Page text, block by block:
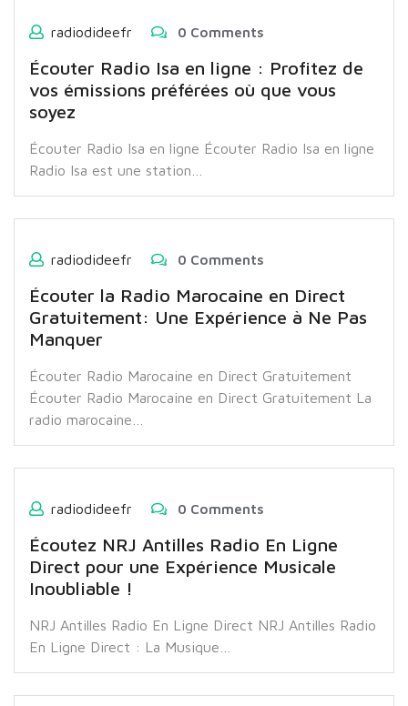
radiodideefr 0 Comments
Écouter Radio Isa en ligne : Profitez de
vos émissions préférées où que vous
soyez
Écouter Radio Isa en ligne Écouter Radio Isa en ligne
Radio Isa est une station…
radiodideefr 0 Comments
Écouter la Radio Marocaine en Direct
Gratuitement: Une Expérience à Ne Pas
Manquer
Écouter Radio Marocaine en Direct Gratuitement
Écouter Radio Marocaine en Direct Gratuitement La
radio marocaine…
radiodideefr 0 Comments
Écoutez NRJ Antilles Radio En Ligne
Direct pour une Expérience Musicale
Inoubliable !
NRJ Antilles Radio En Ligne Direct NRJ Antilles Radio
En Ligne Direct : La Musique…